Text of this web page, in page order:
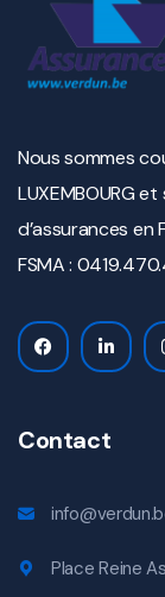
Nous sommes
LUXEMBOURG
d’assurances en
FSMA :
Contact
Place Reine